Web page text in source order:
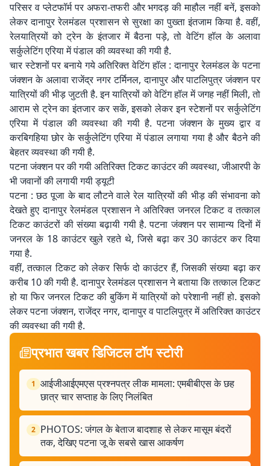
परिसर व प्लेटफॉर्म पर अफरा-तफरी और भगदड़ की माहौल नहीं बनें, इसको
लेकर दानापुर रेलमंडल प्रशासन से सुरक्षा का पुख्ता इंतजाम किया है. वहीं,
रेलयात्रियों को ट्रेन के इंतजार में बैठना पड़े, तो वेटिंग हॉल के अलावा
सर्कुलेटिंग एरिया में पंडाल की व्यवस्था की गयी है.
चार स्टेशनों पर बनाये गये अतिरिक्त वेटिंग हॉल : दानापुर रेलमंडल के पटना
जंक्शन के अलावा राजेंद्र नगर टर्मिनल, दानापुर और पाटलिपुत्र जंक्शन पर
यात्रियों की भीड़ जुटती है. इन यात्रियों को वेटिंग हॉल में जगह नहीं मिली, तो
आराम से ट्रेन का इंतजार कर सकें, इसको लेकर इन स्टेशनों पर सर्कुलेटिंग
एरिया में पंडाल की व्यवस्था की गयी है. पटना जंक्शन के मुख्य द्वार व
करबिगहिया छोर के सर्कुलेटिंग एरिया में पंडाल लगाया गया है और बैठने की
बेहतर व्यवस्था की गयी है.
पटना जंक्शन पर की गयी अतिरिक्त टिकट काउंटर की व्यवस्था, जीआरपी के
भी जवानों की लगायी गयी ड्यूटी
पटना : छठ पूजा के बाद लौटने वाले रेल यात्रियों की भीड़ की संभावना को
देखते हुए दानापुर रेलमंडल प्रशासन ने अतिरिक्त जनरल टिकट व तत्काल
टिकट काउंटरों की संख्या बढ़ायी गयी है. पटना जंक्शन पर सामान्य दिनों में
जनरल के 18 काउंटर खुले रहते थे, जिसे बढ़ा कर 30 काउंटर कर दिया
गया है.
वहीं, तत्काल टिकट को लेकर सिर्फ दो काउंटर हैं, जिसकी संख्या बढ़ा कर
करीब 10 की गयी है. दानापुर रेलमंडल प्रशासन ने बताया कि तत्काल टिकट
हो या फिर जनरल टिकट की बुकिंग में यात्रियों को परेशानी नहीं हो. इसको
लेकर पटना जंक्शन, राजेंद्र नगर, दानापुर व पाटलिपुत्र में अतिरिक्त काउंटर
की व्यवस्था की गयी है.
प्रभात खबर डिजिटल टॉप स्टोरी
1 आईजीआईएमएस प्रश्नपत्र लीक मामला: एमबीबीएस के छह
छात्र चार सप्ताह के लिए निलंबित
2 PHOTOS: जंगल के बेताज बादशाह से लेकर मासूम बंदरों
तक, देखिए पटना जू के सबसे खास आकर्षण